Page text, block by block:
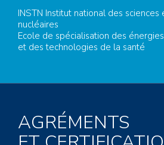
INSTN Institut national des sciences
nucléaires
Ecole de spécialisation des
et des technologies de la santé
AGRÉMENTS